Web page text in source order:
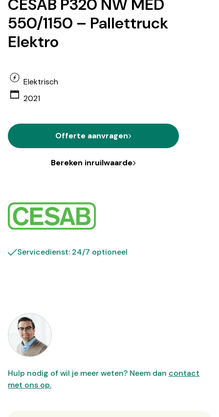
CESAB P320 NW MED
550/1150 – Pallettruck
Elektro
Elektrisch
2021
Offerte aanvragen
Bereken inruilwaarde
Servicedienst: 24/7 optioneel
Hulp nodig of wil je meer weten? Neem dan contact
met ons op.